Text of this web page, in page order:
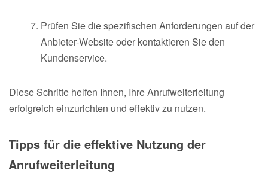
Prüfen Sie die spezifischen Anforderungen auf der
Anbieter-Website oder kontaktieren Sie den
Kundenservice.
Diese Schritte helfen Ihnen, Ihre Anrufweiterleitung
erfolgreich einzurichten und effektiv zu nutzen.
Tipps für die effektive Nutzung der
Anrufweiterleitung